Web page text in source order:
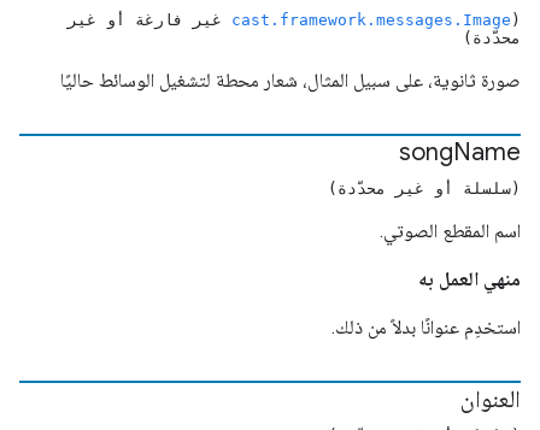
(
cast.framework.messages.Image غير فارغة أو غير
محدّدة)
صورة ثانوية، على سبيل المثال، شعار محطة لتشغيل الوسائط حاليًا
songName
(سلسلة أو غير محدّدة)
اسم المقطع الصوتي.
منهي العمل به
استخدِم عنوانًا بدلاً من ذلك.
العنوان